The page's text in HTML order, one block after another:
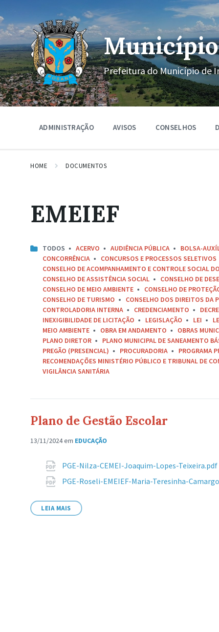
o
conteúdo
a
navegação
principal
o
rodapé
Município
Prefeitura do Município de
ADMINISTRAÇÃO AVISOS CONSELHOS
HOME DOCUMENTOS
EMEIEF
TODOS ACERVO AUDIÊNCIA PÚBLICA BOLSA-
CONCORRÊNCIA
CONCURSOS E PROCESSOS SELETIVOS
CONSELHO DE ACOMPANHAMENTO E CONTROLE SOCIAL
CONSELHO DE ASSISTÊNCIA SOCIAL
CONSELHO DE
CONSELHO DE MEIO AMBIENTE
CONSELHO DE
CONSELHO DE TURISMO
CONSELHO DOS DIREITOS DA
CONTROLADORIA INTERNA
CREDENCIAMENTO
INEXIGIBILIDADE DE LICITAÇÃO
LEGISLAÇÃO LEI
MEIO AMBIENTE
OBRA EM ANDAMENTO OBRAS
PLANO DIRETOR
PLANO MUNICIPAL DE SANEAMENTO
PREGÃO (PRESENCIAL)
PROCURADORIA
PROGRAMA
RECOMENDAÇÕES MINISTÉRIO PÚBLICO E TRIBUNAL DE
VIGILÂNCIA SANITÁRIA
Plano de Gestão Escolar
13/11/2024em EDUCAÇÃO
AnexosPGE-Nilza-CEMEI-Joaquim-Lopes-Teixeira.pdf
PGE-Roseli-EMEIEF-Maria-Teresinha-
LEIA MAIS